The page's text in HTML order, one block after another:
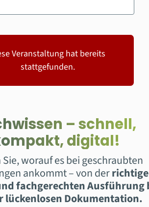
Veranstaltung hat bereits
stattgefunden.
– schnell,
digital!
worauf es bei geschraubten
ankommt – von der
fachgerechten Ausführung
lückenlosen Dokumentation.